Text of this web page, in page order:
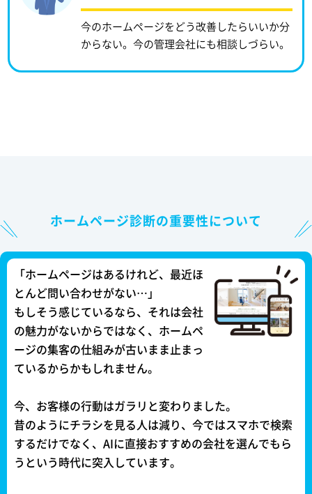
今のホームページをどう改善したらいいか分
からない。今の管理会社にも相談しづらい。
ホームページ診断の重要性について
「ホームページはあるけれど、最近ほ
とんど問い合わせがない…」
もしそう感じているなら、それは会社
の魅力がないからではなく、ホームペ
ージの集客の仕組みが古いまま止まっ
ているからかもしれません。
今、お客様の行動はガラリと変わりました。
昔のようにチラシを見る人は減り、今ではスマホで検索
するだけでなく、AIに直接おすすめの会社を選んでもら
うという時代に突入しています。